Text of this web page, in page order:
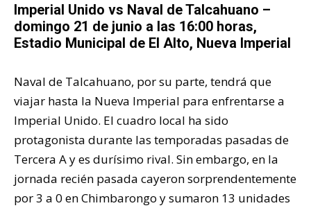
Imperial Unido vs Naval de Talcahuano –
domingo 21 de junio a las 16:00 horas,
Estadio Municipal de El Alto, Nueva Imperial
Naval de Talcahuano, por su parte, tendrá que
viajar hasta la Nueva Imperial para enfrentarse a
Imperial Unido. El cuadro local ha sido
protagonista durante las temporadas pasadas de
Tercera A y es durísimo rival. Sin embargo, en la
jornada recién pasada cayeron sorprendentemente
por 3 a 0 en Chimbarongo y sumaron 13 unidades